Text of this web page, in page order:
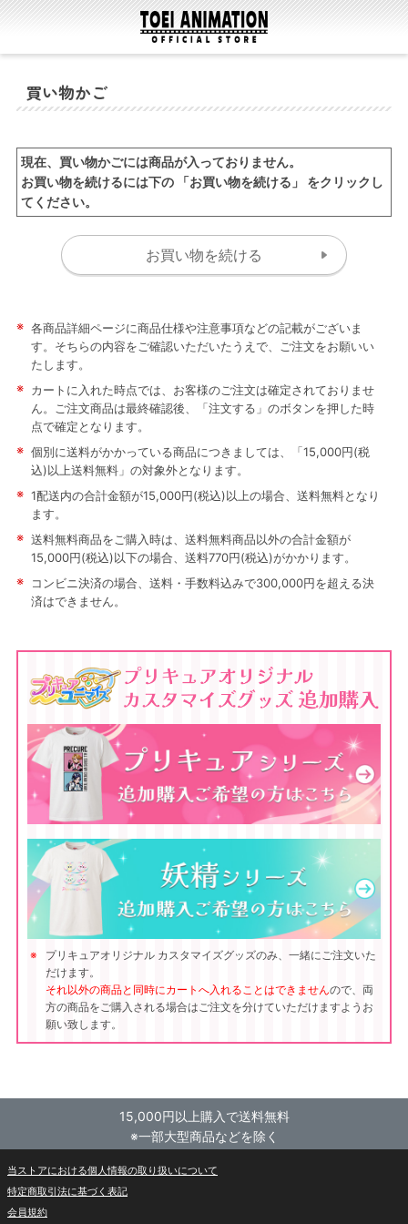
買い物かご
現在、買い物かごには商品が入っておりません。
お買い物を続けるには下の 「お買い物を続ける」 をクリックし
てください。
※ 各商品詳細ページに商品仕様や注意事項などの記載がございま
す。そちらの内容をご確認いただいたうえで、ご注文をお願いい
たします。
※ カートに入れた時点では、お客様のご注文は確定されておりませ
ん。ご注文商品は最終確認後、「注文する」のボタンを押した時
点で確定となります。
※ 個別に送料がかかっている商品につきましては、「15,000円(税
込)以上送料無料」の対象外となります。
※ 1配送内の合計金額が15,000円(税込)以上の場合、送料無料となり
ます。
※ 送料無料商品をご購入時は、送料無料商品以外の合計金額が
15,000円(税込)以下の場合、送料770円(税込)がかかります。
※
コンビニ決済の場合、送料・手数料込みで300,000円を超える決
済はできません。
プリキュアオリジナル カスタマイズグッズのみ、一緒にご注文いた
だけます。
それ以外の商品と同時にカートへ入れることはできませんので、両
方の商品をご購入される場合はご注文を分けていただけますようお
願い致します。
15,000円以上購入で送料無料
※一部大型商品などを除く
当ストアにおける個人情報の取り扱いについて
特定商取引法に基づく表記
会員規約